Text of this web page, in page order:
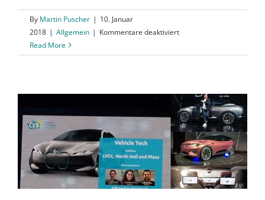
By Martin Puscher | 10. Januar
2018 | Allgemein | Kommentare deaktiviertfür
Innovationen,
die
Lust
am
Ausprobieren
Read More